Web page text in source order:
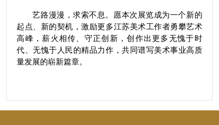
艺路漫漫，求索不息。愿本次展览成为一个新的
起点、新的契机，激励更多江苏美术工作者勇攀艺术
高峰，薪火相传、守正创新，创作出更多无愧于时
代、无愧于人民的精品力作，共同谱写美术事业高质
量发展的崭新篇章。